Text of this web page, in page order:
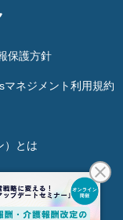
保護方針
マネジメント利用規約
）とは